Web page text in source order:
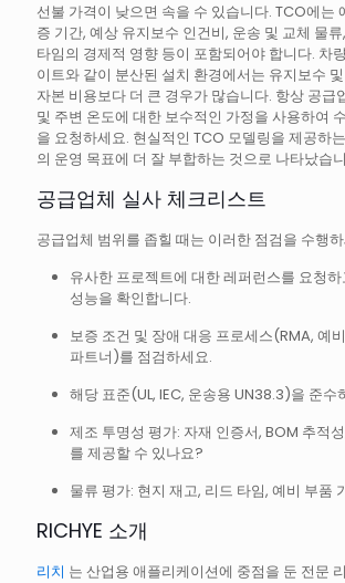
선불 가격이 낮으면 속을 수 있습니다. TCO에는
증 기간, 예상 유지보수 인건비, 운송 및 교체 물
타임의 경제적 영향 등이 포함되어야 합니다. 차
이트와 같이 분산된 설치 환경에서는 유지보수
자본 비용보다 더 큰 경우가 많습니다. 항상 공급
및 주변 온도에 대한 보수적인 가정을 사용하여
을 요청하세요. 현실적인 TCO 모델링을 제공하
의 운영 목표에 더 잘 부합하는 것으로 나타났습
공급업체 실사 체크리스트
공급업체 범위를 좁힐 때는 이러한 점검을 수행
유사한 프로젝트에 대한 레퍼런스를 요청
성능을 확인합니다.
보증 조건 및 장애 대응 프로세스(RMA, 예
파트너)를 점검하세요.
해당 표준(UL, IEC, 운송용 UN38.3)을 준수
제조 투명성 평가: 자재 인증서, BOM 추적
를 제공할 수 있나요?
물류 평가: 현지 재고, 리드 타임, 예비 부품
RICHYE 소개
리치 는 산업용 애플리케이션에 중점을 둔 전문